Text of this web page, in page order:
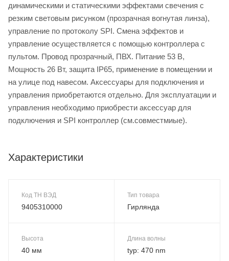
динамическими и статическими эффектами свечения с
резким световым рисунком (прозрачная вогнутая линза),
управление по протоколу SPI. Смена эффектов и
управление осуществляется с помощью контроллера с
пультом. Провод прозрачный, ПВХ. Питание 53 В,
Мощность 26 Вт, защита IP65, применение в помещении и
на улице под навесом. Аксессуары для подключения и
управления приобретаются отдельно. Для эксплуатации и
управления необходимо приобрести аксессуар для
подключения и SPI контроллер (см.совместмиые).
Характеристики
Код ТН ВЭД
9405310000
Тип товара
Гирлянда
Высота
40 мм
Длина волны
typ: 470 nm